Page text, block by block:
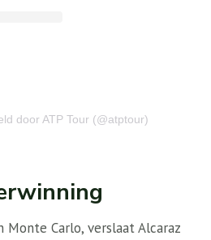
door ATP Tour (@atptour)
Carlo, verslaat Alcaraz